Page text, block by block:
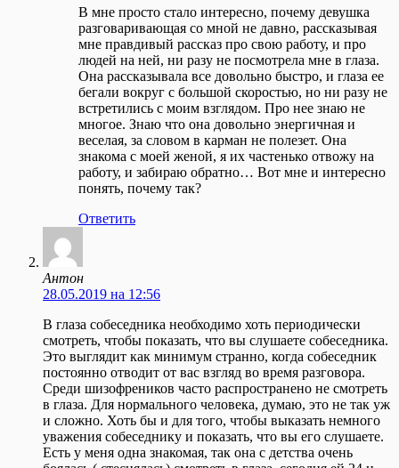
В мне просто стало интересно, почему девушка
разговаривающая со мной не давно, рассказывая
мне правдивый рассказ про свою работу, и про
людей на ней, ни разу не посмотрела мне в глаза.
Она рассказывала все довольно быстро, и глаза ее
бегали вокруг с большой скоростью, но ни разу не
встретились с моим взглядом. Про нее знаю не
многое. Знаю что она довольно энергичная и
веселая, за словом в карман не полезет. Она
знакома с моей женой, я их частенько отвожу на
работу, и забираю обратно… Вот мне и интересно
понять, почему так?
Ответить
Антон
28.05.2019 на 12:56
В глаза собеседника необходимо хоть периодически
смотреть, чтобы показать, что вы слушаете собеседника.
Это выглядит как минимум странно, когда собеседник
постоянно отводит от вас взгляд во время разговора.
Среди шизофреников часто распространено не смотреть
в глаза. Для нормального человека, думаю, это не так уж
и сложно. Хоть бы и для того, чтобы выказать немного
уважения собеседнику и показать, что вы его слушаете.
Есть у меня одна знакомая, так она с детства очень